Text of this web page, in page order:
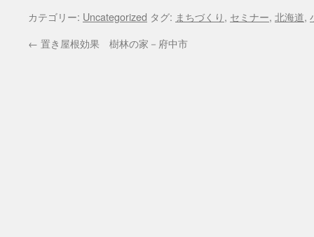
カテゴリー: Uncategorized タグ: まちづくり, セミナー, 北海道,
← 置き屋根効果 樹林の家－府中市